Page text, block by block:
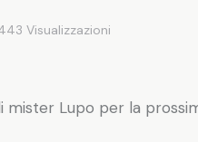
Visualizzazioni
mister Lupo per la